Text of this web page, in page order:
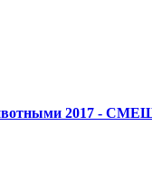
животными 2017